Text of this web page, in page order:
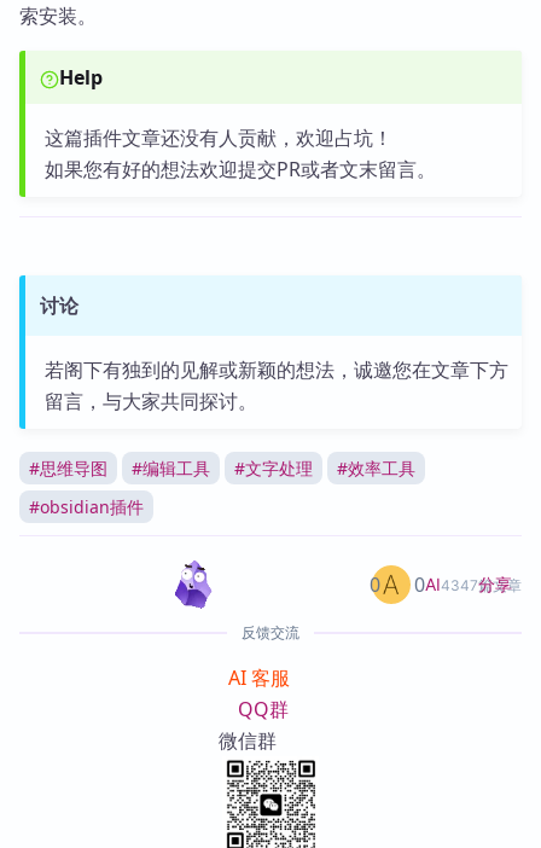
索安装。
Help
这篇插件文章还没有人贡献，欢迎占坑！
如果您有好的想法欢迎提交PR或者文末留言。
讨论
若阁下有独到的见解或新颖的想法，诚邀您在文章下方
留言，与大家共同探讨。
#思维导图 #编辑工具 #文字处理 #效率工具
#obsidian插件
AI4347篇文章
0 0 分享
反馈交流
AI 客服
QQ群
微信群